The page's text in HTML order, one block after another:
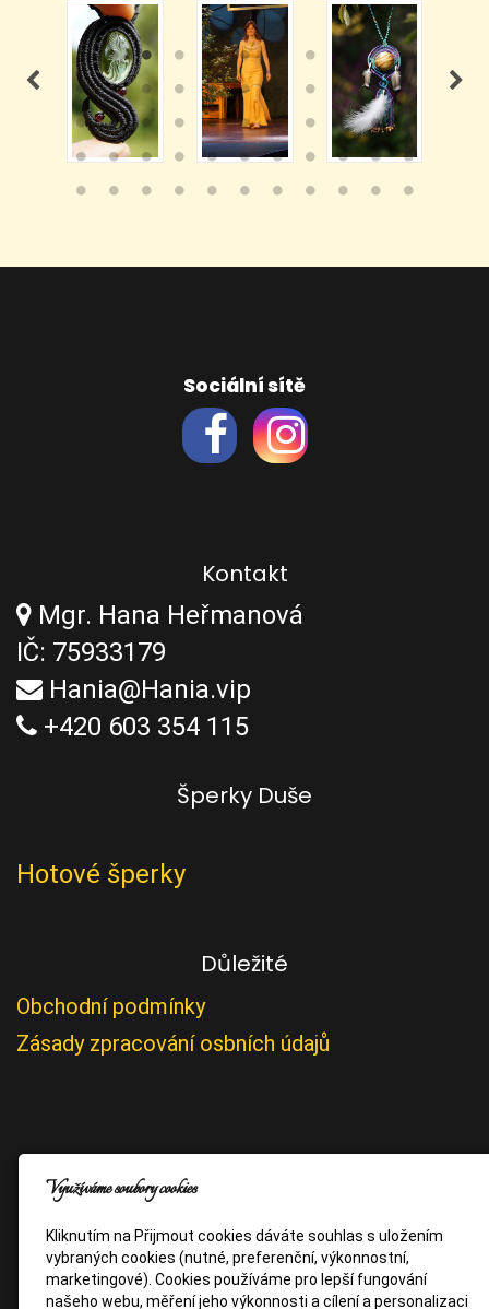
Sociální sítě
Kontakt
Mgr. Hana Heřmanová
IČ: 75933179
Hania@Hania.vip
+420 603 354 115
Šperky Duše
Hotové šperky
Důležité
Obchodní podmínky
Zásady zpracování osbních údajů
Využíváme soubory cookies
Kliknutím na Přijmout cookies dáváte souhlas s uložením
vybraných cookies (nutné, preferenční, výkonnostní,
marketingové). Cookies používáme pro lepší fungování
našeho webu, měření jeho výkonnosti a cílení a personalizaci